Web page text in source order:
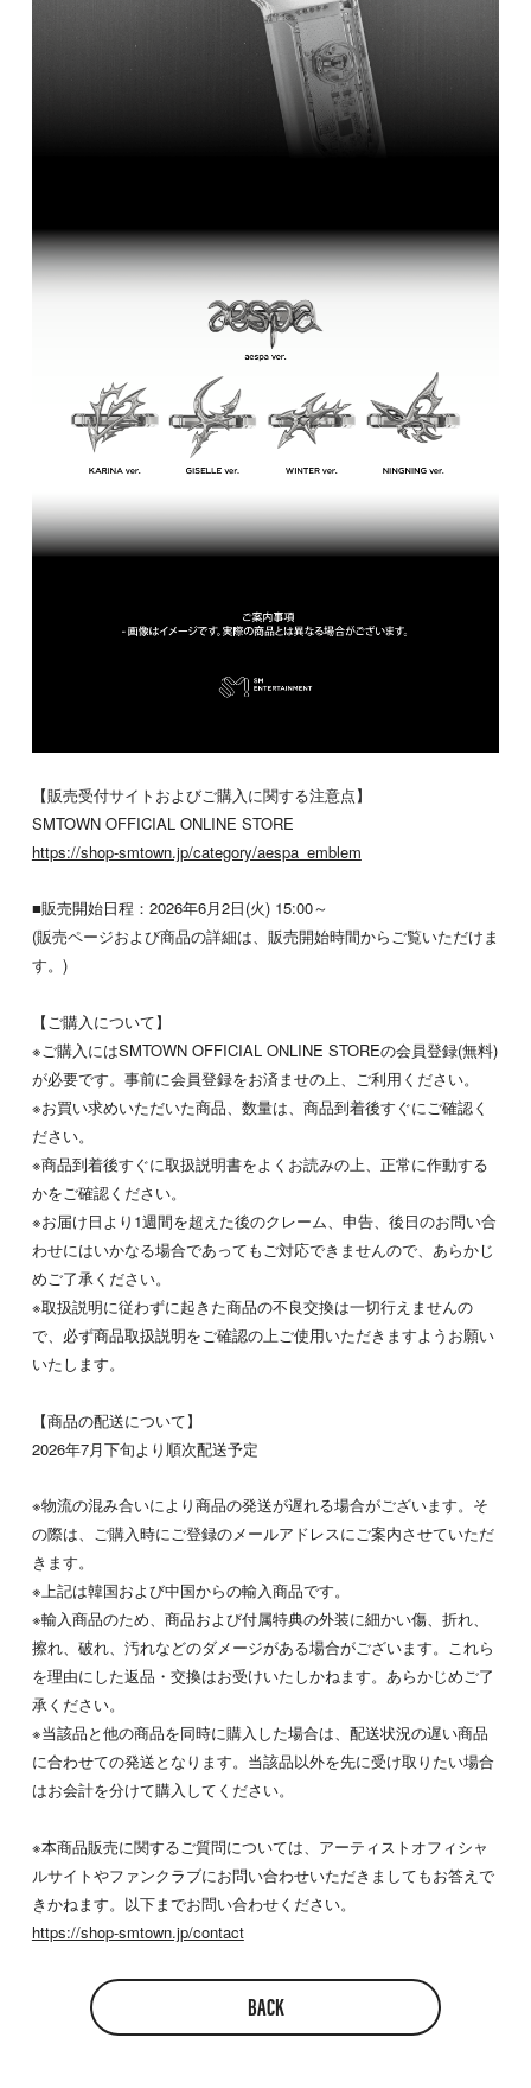
【販売受付サイトおよびご購入に関する注意点】
SMTOWN OFFICIAL ONLINE STORE
https://shop-smtown.jp/category/aespa_emblem
■販売開始日程：2026年6月2日(火) 15:00～
(販売ページおよび商品の詳細は、販売開始時間からご覧いただけま
す。)
【ご購入について】
※ご購入にはSMTOWN OFFICIAL ONLINE STOREの会員登録(無料)
が必要です。事前に会員登録をお済ませの上、ご利用ください。
※お買い求めいただいた商品、数量は、商品到着後すぐにご確認く
ださい。
※商品到着後すぐに取扱説明書をよくお読みの上、正常に作動する
かをご確認ください。
※お届け日より1週間を超えた後のクレーム、申告、後日のお問い合
わせにはいかなる場合であってもご対応できませんので、あらかじ
めご了承ください。
※取扱説明に従わずに起きた商品の不良交換は一切行えませんの
で、必ず商品取扱説明をご確認の上ご使用いただきますようお願い
いたします。
【商品の配送について】
2026年7月下旬より順次配送予定
※物流の混み合いにより商品の発送が遅れる場合がございます。そ
の際は、ご購入時にご登録のメールアドレスにご案内させていただ
きます。
※上記は韓国および中国からの輸入商品です。
※輸入商品のため、商品および付属特典の外装に細かい傷、折れ、
擦れ、破れ、汚れなどのダメージがある場合がございます。これら
を理由にした返品・交換はお受けいたしかねます。あらかじめご了
承ください。
※当該品と他の商品を同時に購入した場合は、配送状況の遅い商品
に合わせての発送となります。当該品以外を先に受け取りたい場合
はお会計を分けて購入してください。
※本商品販売に関するご質問については、アーティストオフィシャ
ルサイトやファンクラブにお問い合わせいただきましてもお答えで
きかねます。以下までお問い合わせください。
https://shop-smtown.jp/contact
BACK